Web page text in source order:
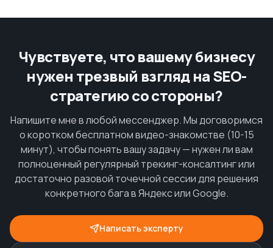
Чувствуете, что вашему бизнесу
нужен трезвый взгляд на SEO-
стратегию со стороны?
Напишите мне в любой мессенджер. Мы договоримся
о коротком бесплатном видео-знакомстве (10-15
минут), чтобы понять вашу задачу — нужен ли вам
полноценный регулярный трекинг-консалтинг или
достаточно разовой точечной сессии для решения
конкретного бага в Яндекс или Google.
Написать эксперту